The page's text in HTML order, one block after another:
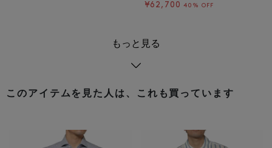
¥62,700 40% OFF
もっと見る
このアイテムを見た人は、これも買っています